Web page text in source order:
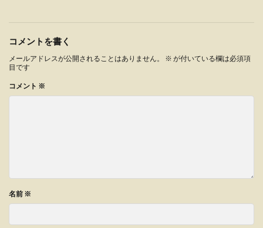
コメントを書く
メールアドレスが公開されることはありません。 ※ が付いている欄は必須項
目です
コメント ※
名前 ※